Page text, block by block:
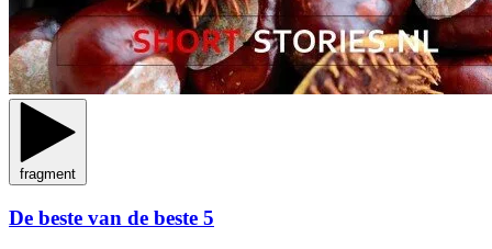
fragment
De beste van de beste 5